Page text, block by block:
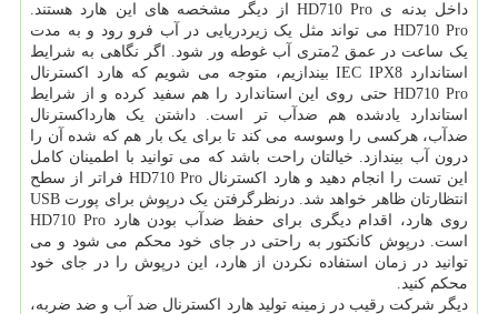
داخل بدنه ی HD710 Pro از دیگر مشخصه های این هارد هستند.
HD710 Pro می تواند مثل یک زیردریایی در آب فرو رود و به مدت
یک ساعت در عمق 2متری آب غوطه ور شود. اگر نگاهی به شرایط
استاندارد IEC IPX8 بیندازیم، متوجه می شویم که هارد اکسترنال
HD710 Pro حتی روی این استاندارد را هم سفید کرده و از شرایط
استاندارد یادشده هم ضدآب تر است. داشتن یک هارداکسترنال
ضدآب، هرکسی را وسوسه می کند تا برای یک بار هم که شده آن را
درون آب بیندازد. خیالتان راحت باشد که می توانید با اطمینان کامل
این تست را انجام دهید و هارد اکسترنال HD710 Pro فراتر از سطح
انتظارتان ظاهر خواهد شد. درنظرگرفتن یک درپوش برای پورت USB
روی هارد، اقدام دیگری برای حفظ ضدآب بودن هارد HD710 Pro
است. درپوش کانکتور به راحتی در جای خود محکم می شود و می
توانید در زمان استفاده نکردن از هارد، این درپوش را در جای خود
محکم کنید.
دیگر شرکت رقیب در زمینه تولید هارد اکسترنال ضد آب و ضد ضربه،